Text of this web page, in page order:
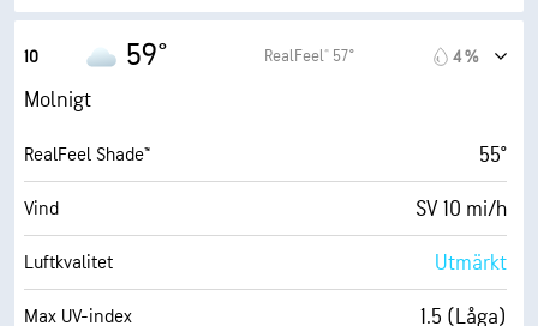
Fuktighet
Daggpunkt 47° F
AccuLumen Brightness Index™ 2 (Mörkt)
Molntäcke 91 %
Sikt 7 eng. mil
10 59° RealFeel® 57° 4 %
Molnigt
RealFeel Shade™ 55°
Vind SV 10 mi/h
Luftkvalitet Utmärkt
Max UV-index 1.5 (Låga)